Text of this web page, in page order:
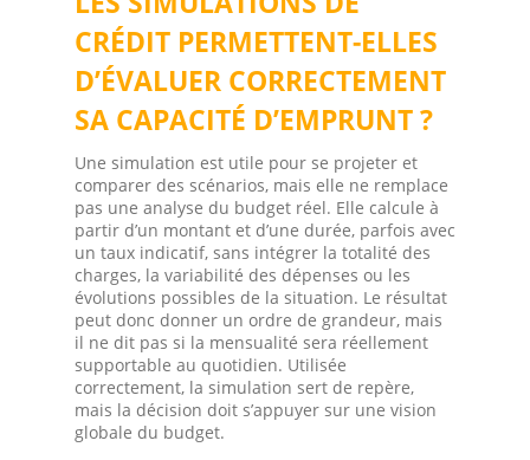
CRÉDIT PERMETTENT-ELLES
D’ÉVALUER CORRECTEMENT
SA CAPACITÉ D’EMPRUNT ?
Une simulation est utile pour se projeter et
comparer des scénarios, mais elle ne remplace
pas une analyse du budget réel. Elle calcule à
partir d’un montant et d’une durée, parfois avec
un taux indicatif, sans intégrer la totalité des
charges, la variabilité des dépenses ou les
évolutions possibles de la situation. Le résultat
peut donc donner un ordre de grandeur, mais
il ne dit pas si la mensualité sera réellement
supportable au quotidien. Utilisée
correctement, la simulation sert de repère,
mais la décision doit s’appuyer sur une vision
globale du budget.